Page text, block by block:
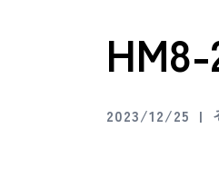
2023/12/25